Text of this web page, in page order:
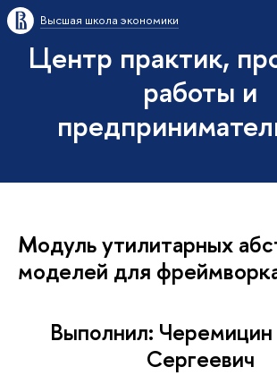
Высшая школа экономики
Центр практик,
работы и
Модуль утилитарных
моделей для
Выполнил:
Сергеевич